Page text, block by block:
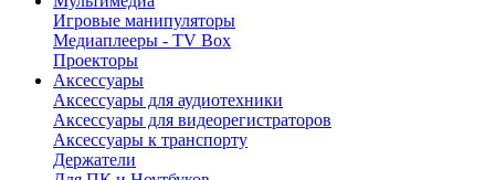
Игровые манипуляторы
Медиаплееры - TV Box
Проекторы
Аксессуары
Аксессуары для аудиотехники
Аксессуары для видеорегистраторов
Аксессуары к транспорту
Держатели